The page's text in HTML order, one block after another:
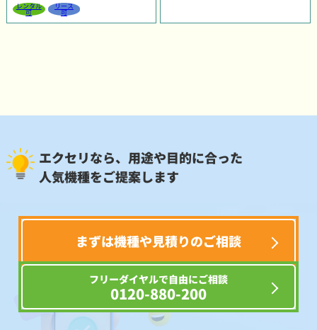
レンタル
可
リース
可
エクセリなら、用途や目的に合った
人気機種をご提案します
まずは機種や見積りのご相談
フリーダイヤルで自由にご相談
0120-880-200